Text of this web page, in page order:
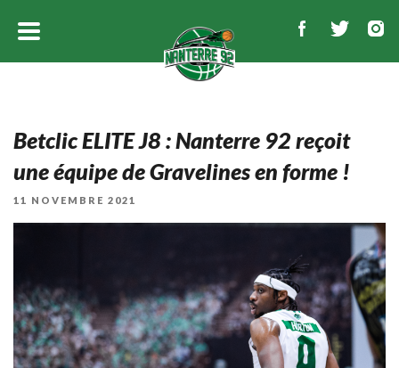
Betclic ELITE J8 : Nanterre 92 reçoit
une équipe de Gravelines en forme !
PUBLIÉ
11 NOVEMBRE 2021